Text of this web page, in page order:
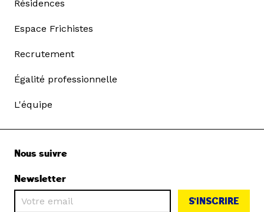
Résidences
Espace Frichistes
Recrutement
Égalité professionnelle
L'équipe
Nous suivre
Newsletter
S'INSCRIRE